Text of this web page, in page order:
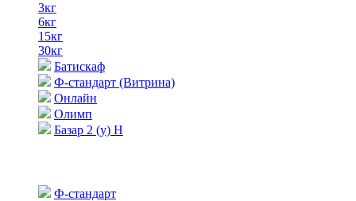
3кг
6кг
15кг
30кг
Батискаф
Ф-стандарт (Витрина)
Онлайн
Олимп
Базар 2 (у) Н
Ф-стандарт